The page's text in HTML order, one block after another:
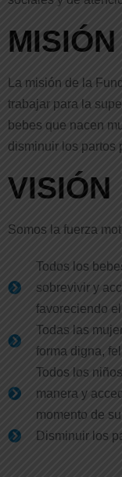
MISIÓN
La misión de la
trabajar para la
bebes que nacen
disminuir los partos
VISIÓN
Somos la fuerza
Todos los
sobrevivir y
favoreciendo
Todas las
forma digna,
Todos los
manera y
momento de
Disminuir los